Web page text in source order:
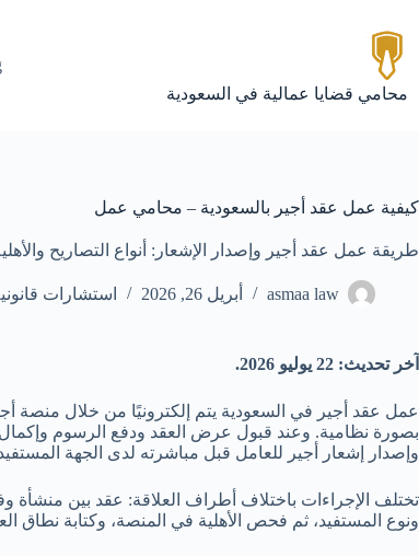
إلى
المحتوى
محامي قضايا عمالية في السعودية
كيفية عمل عقد أجير بالسعودية – محامي عمل
طريقة عمل عقد أجير وإصدار الإشعار: أنواع التصاريح
asmaa law أبريل 26, 2026 استشارات
آخر تحديث: 22 يوليو 2026.
عمل عقد أجير في السعودية يتم إلكترونيًا من خلال منصة
بصورة نظامية. وعند قبول عرض العقد ودفع الرسوم وإكمال
وإصدار إشعار أجير للعامل قبل مباشرته لدى الجهة
تختلف الإجراءات باختلاف أطراف العلاقة: عقد بين منشأة
ونوع المستفيد، ثم فحص الأهلية في المنصة، وكتابة نطاق